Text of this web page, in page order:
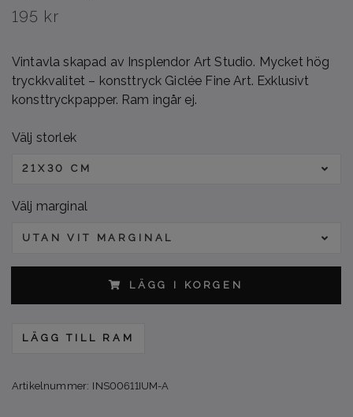
195 kr
Vintavla skapad av Insplendor Art Studio. Mycket hög
tryckkvalitet – konsttryck Giclée Fine Art. Exklusivt
konsttryckpapper. Ram ingår ej.
Välj storlek
21X30 CM
Välj marginal
UTAN VIT MARGINAL
LÄGG I KORGEN
LÄGG TILL RAM
Artikelnummer: INS00611IUM-A